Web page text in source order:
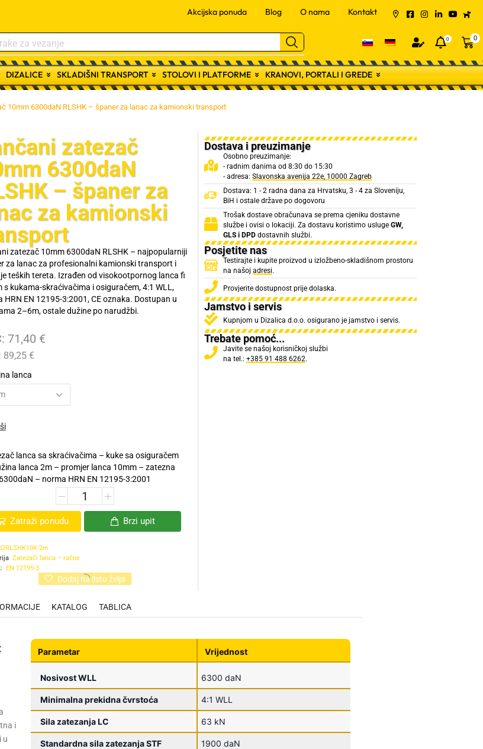
Akcijska ponuda Blog O nama Kontakt
za vezanje 0 0
DIZALICE SKLADIŠNI TRANSPORT STOLOVI I PLATFORME KRANOVI, PORTALI I GREDE
10mm 6300daN RLSHK – španer za lanac za kamionski transport
zatezač
6300daN
– španer za
za kamionski
zatezač 10mm 6300daN RLSHK – najpopularniji
za lanac za profesionalni kamionski transport i
teških tereta. Izrađen od visokootpornog lanca fi
s kukama-skraćivačima i osiguračem, 4:1 WLL,
HRN EN 12195-3:2001, CE oznaka. Dostupan u
2–6m, ostale dužine po narudžbi.
71,40 €
89,25 €
lanca
lanca sa skraćivačima – kuke sa osiguračem
lanca 2m – promjer lanca 10mm – zatezna
– norma HRN EN 12195-3:2001
Zatraži ponudu Brzi upit
2m
Zatezači lanca – račne
EN 12195-3
Dodaj na listu želja
Dostava i preuzimanje
Osobno preuzimanje:
- radnim danima od 8:30 do 15:30
- adresa: Slavonska avenija 22e, 10000 Zagreb
Dostava: 1 - 2 radna dana za Hrvatsku, 3 - 4 za Sloveniju,
BiH i ostale države po dogovoru
Trošak dostave obračunava se prema cjeniku dostavne
službe i ovisi o lokaciji. Za dostavu koristimo usluge GW,
GLS i DPDdostavnih službi.
Posjetite nas
Testirajte i kupite proizvod u izložbeno-skladišnom prostoru
na našoj adresi.
Provjerite dostupnost prije dolaska.
Jamstvo i servis
Kupnjom u Dizalica d.o.o. osigurano je jamstvo i servis.
Trebate pomoć...
Javite se našoj korisničkoj službi
na tel.: +385 91 488 6262.
KATALOG TABLICA
i
u
Parametar Vrijednost
Nosivost WLL 6300 daN
Minimalna prekidna čvrstoća 4:1 WLL
Sila zatezanja LC 63 kN
Standardna sila zatezanja STF 1900 daN